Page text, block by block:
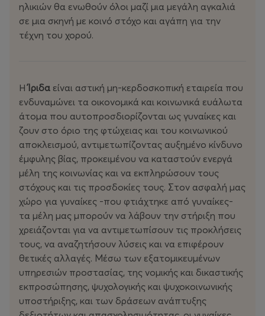
ηλικιών θα ενωθούν όλοι μαζί μια μεγάλη αγκαλιά
σε μια σκηνή με κοινό στόχο και αγάπη για την
τέχνη του χορού.
ΗΊριδα είναι αστική μη-κερδοσκοπική εταιρεία που
ενδυναμώνει τα οικονομικά και κοινωνικά ευάλωτα
άτομα που αυτοπροσδιορίζονται ως γυναίκες και
ζουν στο όριο της φτώχειας και του κοινωνικού
αποκλεισμού, αντιμετωπίζοντας αυξημένο κίνδυνο
έμφυλης βίας, προκειμένου να καταστούν ενεργά
μέλη της κοινωνίας και να εκπληρώσουν τους
στόχους και τις προσδοκίες τους. Στον ασφαλή μας
χώρο για γυναίκες -που φτιάχτηκε από γυναίκες-
τα μέλη μας μπορούν να λάβουν την στήριξη που
χρειάζονται για να αντιμετωπίσουν τις προκλήσεις
τους, να αναζητήσουν λύσεις και να επιφέρουν
θετικές αλλαγές. Μέσω των εξατομικευμένων
υπηρεσιών προστασίας, της νομικής και δικαστικής
εκπροσώπησης, ψυχολογικής και ψυχοκοινωνικής
υποστήριξης, και των δράσεων ανάπτυξης